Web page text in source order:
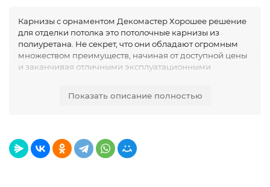
Карнизы с орнаментом Декомастер Хорошее решение
для отделки потолка это потолочные карнизы из
полиуретана. Не секрет, что они обладают огромным
множеством преимуществ, начиная от доступной цены
и заканчивая отличными эксплуатационными
варианте, что крайне важно при отделке потолка,
Окрашивание может проводиться неоднократно, при
этом идеальная фактура декора не утратится. Среди
Показать описание полностью